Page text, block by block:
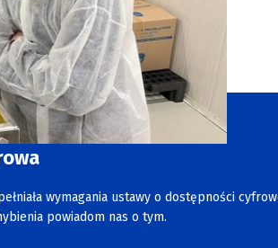
wymagania ustawy o dostępności
powiadom nas o tym.